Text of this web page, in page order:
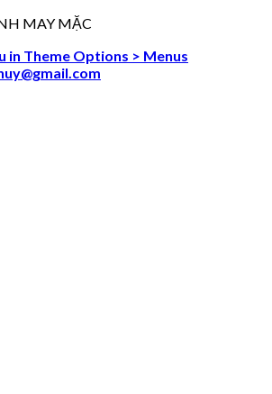
MAY MẶC
in Theme Options > Menus